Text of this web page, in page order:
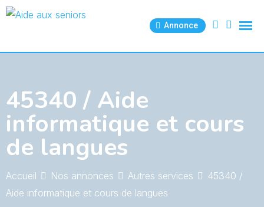
Skip
Annonce
45340 / Aide
informatique et cours
de langues
Accueil Nos annonces Autres services
45340 /
Aide informatique et cours de langues